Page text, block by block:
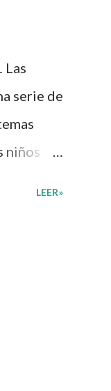
Las
serie de
niños
LEER»